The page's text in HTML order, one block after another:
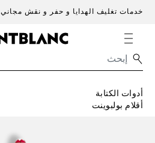
خدمات تغليف الهدايا و حفر و نقش مجاني
أدوات الكتابة
أقلام بولبوينت